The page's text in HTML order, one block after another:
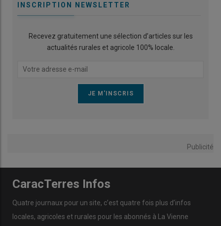
INSCRIPTION NEWSLETTER
Recevez gratuitement une sélection d’articles sur les
actualités rurales et agricole 100% locale.
Publicité
CaracTerres Infos
Quatre journaux pour un site, c’est quatre fois plus d’infos
locales, agricoles et rurales pour les abonnés à La Vienne